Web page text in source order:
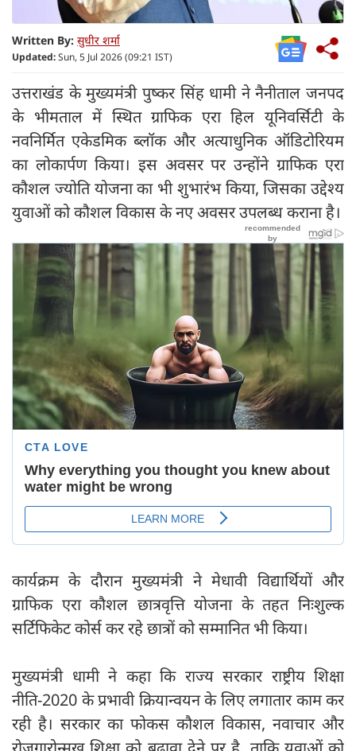
Written By: सुधीर शर्मा
Updated:Sun, 5 Jul 2026 (09:21 IST)
उत्तराखंड के मुख्यमंत्री पुष्कर सिंह धामी ने नैनीताल जनपद
के भीमताल में स्थित ग्राफिक एरा हिल यूनिवर्सिटी के
नवनिर्मित एकेडमिक ब्लॉक और अत्याधुनिक ऑडिटोरियम
का लोकार्पण किया। इस अवसर पर उन्होंने ग्राफिक एरा
कौशल ज्योति योजना का भी शुभारंभ किया, जिसका उद्देश्य
युवाओं को कौशल विकास के नए अवसर उपलब्ध कराना है।
कार्यक्रम के दौरान मुख्यमंत्री ने मेधावी विद्यार्थियों और
ग्राफिक एरा कौशल छात्रवृत्ति योजना के तहत निःशुल्क
सर्टिफिकेट कोर्स कर रहे छात्रों को सम्मानित भी किया।
मुख्यमंत्री धामी ने कहा कि राज्य सरकार राष्ट्रीय शिक्षा
नीति-2020 के प्रभावी क्रियान्वयन के लिए लगातार काम कर
रही है। सरकार का फोकस कौशल विकास, नवाचार और